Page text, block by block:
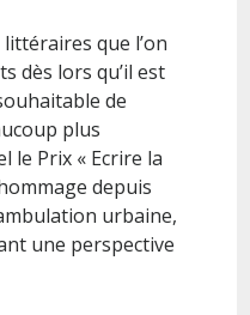
que l’on
dès lors qu’il est
de
plus
le Prix « Ecrire la
depuis
urbaine,
une perspective